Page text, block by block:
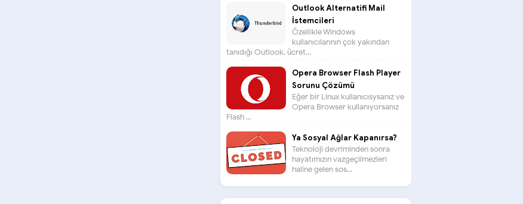
Outlook Alternatifi Mail
İstemcileri
Özellikle Windows
kullanıcılarının çok yakından
tanıdığı Outlook, ücret...
Opera Browser Flash Player
Sorunu Çözümü
Eğer bir Linux kullanıcısysanız ve
Opera Browser kullanıyorsanız
Flash ...
Ya Sosyal Ağlar Kapanırsa?
Teknoloji devriminden sonra
hayatımızın vazgeçilmezleri
haline gelen sos...